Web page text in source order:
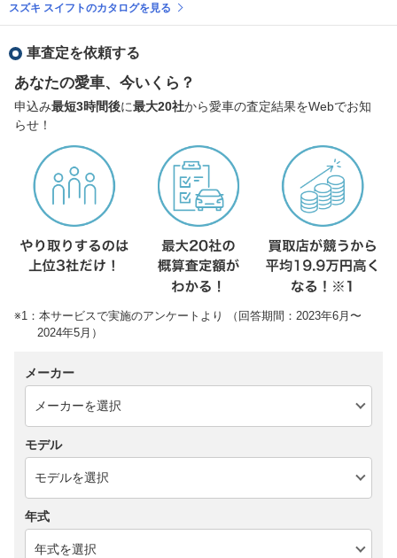
スズキ スイフトのカタログを見る
車査定を依頼する
あなたの愛車、今いくら？
申込み最短3時間後に最大20社から愛車の査定結果をWebでお知
らせ！
※1：本サービスで実施のアンケートより （回答期間：2023年6月〜
2024年5月）
メーカー
モデル
年式